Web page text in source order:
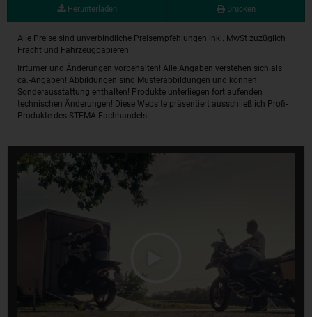
Herunterladen Drucken
Alle Preise sind unverbindliche Preisempfehlungen inkl. MwSt zuzüglich
Fracht und Fahrzeugpapieren.
Irrtümer und Änderungen vorbehalten! Alle Angaben verstehen sich als
ca.-Angaben! Abbildungen sind Musterabbildungen und können
Sonderausstattung enthalten! Produkte unterliegen fortlaufenden
technischen Änderungen! Diese Website präsentiert ausschließlich Profi-
Produkte des STEMA-Fachhandels.